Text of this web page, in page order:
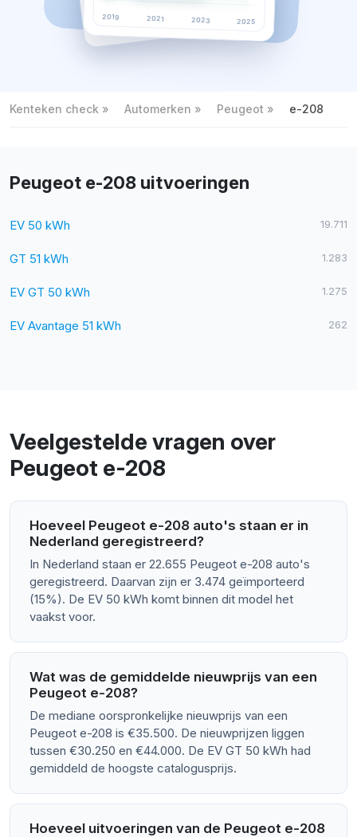
2019 2021 2023 2025
Kenteken check Automerken Peugeot e-208
Peugeot e-208 uitvoeringen
EV 50 kWh 19.711
GT 51 kWh 1.283
EV GT 50 kWh 1.275
EV Avantage 51 kWh 262
Veelgestelde vragen over
Peugeot e-208
Hoeveel Peugeot e-208 auto's staan er in
Nederland geregistreerd?
In Nederland staan er 22.655 Peugeot e-208 auto's
geregistreerd. Daarvan zijn er 3.474 geïmporteerd
(15%). De EV 50 kWh komt binnen dit model het
vaakst voor.
Wat was de gemiddelde nieuwprijs van een
Peugeot e-208?
De mediane oorspronkelijke nieuwprijs van een
Peugeot e-208 is €35.500. De nieuwprijzen liggen
tussen €30.250 en €44.000. De EV GT 50 kWh had
gemiddeld de hoogste catalogusprijs.
Hoeveel uitvoeringen van de Peugeot e-208